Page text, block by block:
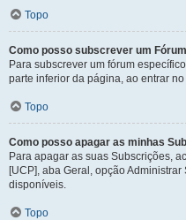
Topo
Como posso subscrever um
Para subscrever um fórum
parte inferior da página, ao entrar no
Topo
Como posso apagar as minhas
Para apagar as suas Subscrições,
[UCP], aba Geral, opção
disponíveis.
Topo